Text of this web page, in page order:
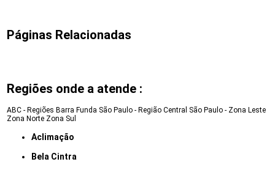
Páginas Relacionadas
Regiões onde a atende :
ABC - Regiões Barra Funda São Paulo - Região Central São Paulo - Zona Leste
Zona Norte Zona Sul
Aclimação
Bela Cintra